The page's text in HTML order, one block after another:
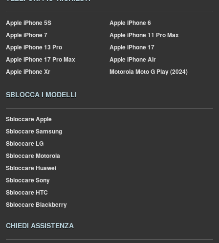
AppleiPhone 5S AppleiPhone 6
AppleiPhone 7 AppleiPhone 11 Pro Max
AppleiPhone 13 Pro AppleiPhone 17
AppleiPhone 17 Pro Max AppleiPhone Air
AppleiPhone Xr MotorolaMoto G Play (2024)
SBLOCCA I MODELLI
Sbloccare Apple
Sbloccare Samsung
Sbloccare LG
Sbloccare Motorola
Sbloccare Huawei
Sbloccare Sony
Sbloccare HTC
Sbloccare Blackberry
CHIEDI ASSISTENZA